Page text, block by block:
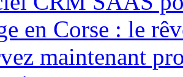
en Corse : le
maintenant